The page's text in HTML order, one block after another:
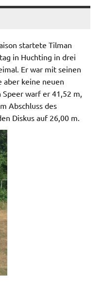
startete Tilman
in Huchting in drei
Er war mit seinen
aber keine neuen
warf er 41,52 m,
Abschluss des
Diskus auf 26,00 m.